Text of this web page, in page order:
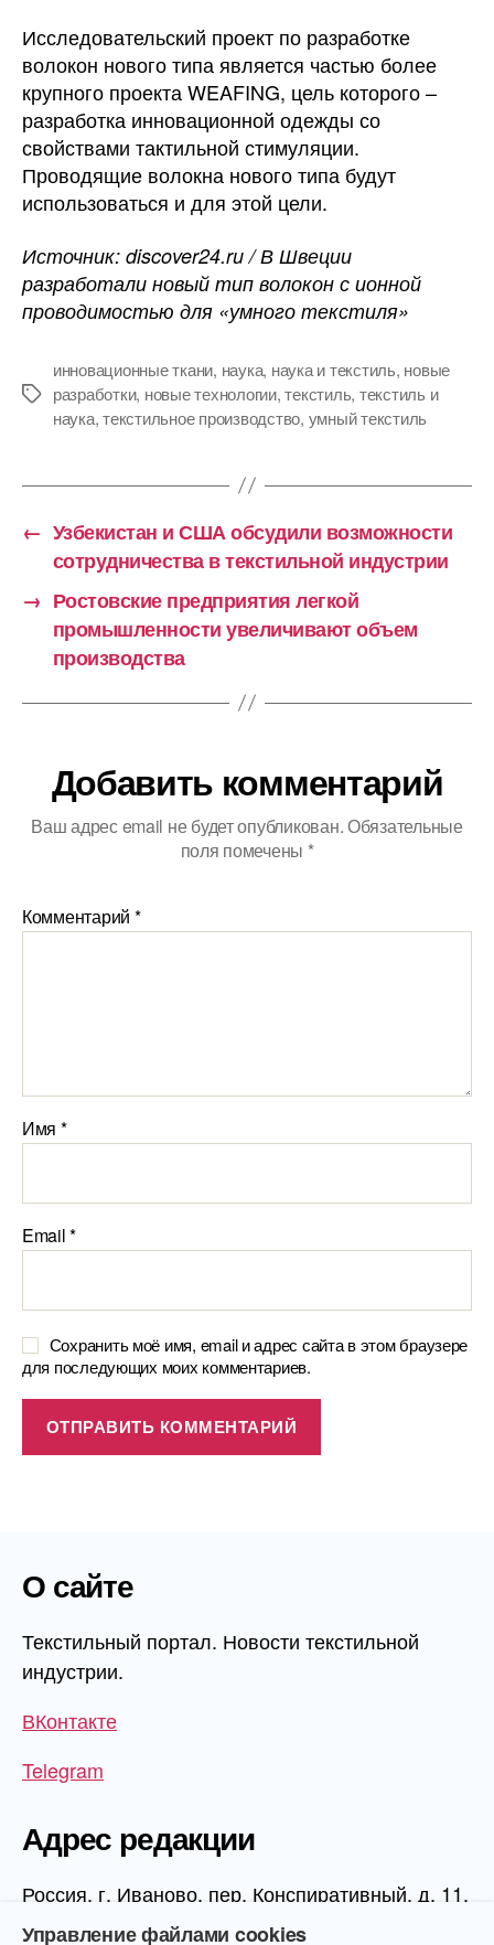
Исследовательский проект по разработке
волокон нового типа является частью более
крупного проекта WEAFING, цель которого –
разработка инновационной одежды со
свойствами тактильной стимуляции.
Проводящие волокна нового типа будут
использоваться и для этой цели.
Источник: discover24.ru / В Швеции
разработали новый тип волокон с ионной
проводимостью для «умного текстиля»
Метки
инновационные ткани, наука, наука и текстиль, новые
разработки, новые технологии,текстиль, текстиль и
наука,текстильное производство, умный текстиль
← Узбекистан и США обсудили возможности
сотрудничества в текстильной индустрии
→ Ростовские предприятия легкой
промышленности увеличивают объем
производства
Добавить комментарий
Ваш адрес email не будет опубликован.Обязательные
поля помечены *
Комментарий *
Имя *
Email*
Сохранить моё имя, email и адрес сайта в этом браузере
для последующих моих комментариев.
О сайте
Текстильный портал. Новости текстильной
индустрии.
ВКонтакте
Telegram
Адрес редакции
Россия, г. Иваново, пер. Конспиративный, д. 11,
1 этаж, офис 1006
Управление файлами cookies